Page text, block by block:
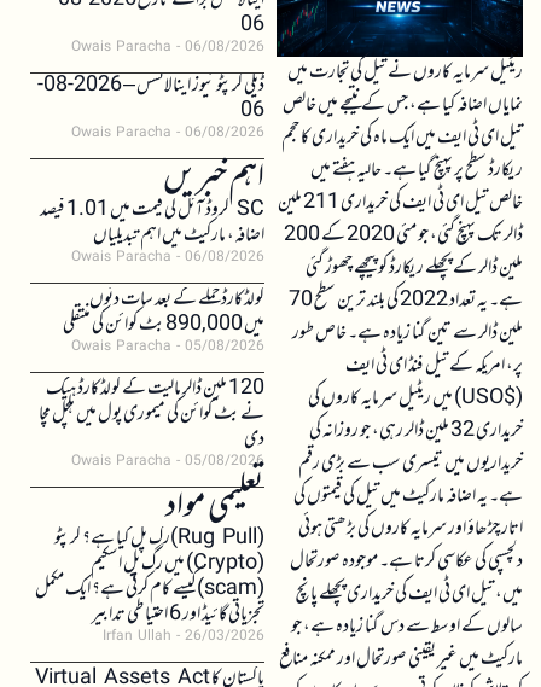
ریٹیل سرمایہ کاروں نے تیل کی تجارت میں
نمایاں اضافہ کیا ہے، جس کے نتیجے میں خالص
تیل ای ٹی ایف میں ایک ماہ کی خریداری کا حجم
ریکارڈ سطح پر پہنچ گیا ہے۔ حالیہ ہفتے میں
خالص تیل ای ٹی ایف کی خریداری 211 ملین
ڈالر تک پہنچ گئی، جو مئی 2020 کے 200
ملین ڈالر کے پچھلے ریکارڈ کو پیچھے چھوڑ گئی
ہے۔ یہ تعداد 2022 کی بلند ترین سطح 70
ملین ڈالر سے تین گنا زیادہ ہے۔ خاص طور
پر، امریکہ کے تیل فنڈ ای ٹی ایف
($USO) میں ریٹیل سرمایہ کاروں کی
خریداری 32 ملین ڈالر رہی، جو روزانہ کی
خریداریوں میں تیسری سب سے بڑی رقم
ہے۔ یہ اضافہ مارکیٹ میں تیل کی قیمتوں کی
اتار چڑھاؤ اور سرمایہ کاروں کی بڑھتی ہوئی
دلچسپی کی عکاسی کرتا ہے۔ موجودہ صورتحال
میں، تیل ای ٹی ایف کی خریداری پچھلے پانچ
سالوں کے اوسط سے دس گنا زیادہ ہے، جو
مارکیٹ میں غیر یقینی صورتحال اور ممکنہ منافع
06
Owais Paracha 06/08/2026
ڈیلی کرپٹو نیوز اینالائسس – 2026-08-
06
Owais Paracha 06/08/2026
اہم خبریں SC کروڈ آئل کی قیمت میں 1.01 فیصد
اضافہ، مارکیٹ میں اہم تبدیلیاں
Owais Paracha 06/08/2026
کولڈکارڈ حملے کے بعد سات دنوں
میں 890,000 بٹ کوائن کی منتقلی
Owais Paracha 05/08/2026
120 ملین ڈالر مالیت کے کولڈکارڈ ہیک
نے بٹ کوائن کی میموری پول میں ہلچل مچا
دی
Owais Paracha 05/08/2026
تعلیمی مواد(Rug Pull)رگ پل کیا ہے؟ کرپٹو
(Crypto) میں رگ پل اسکیم
(scam)کیسے کام کرتی ہے؟ ایک مکمل
تجزیاتی گائیڈ اور 6 احتیاطی تدابیر
Irfan Ullah 26/03/2026
پاکستان کا Virtual Assets Act